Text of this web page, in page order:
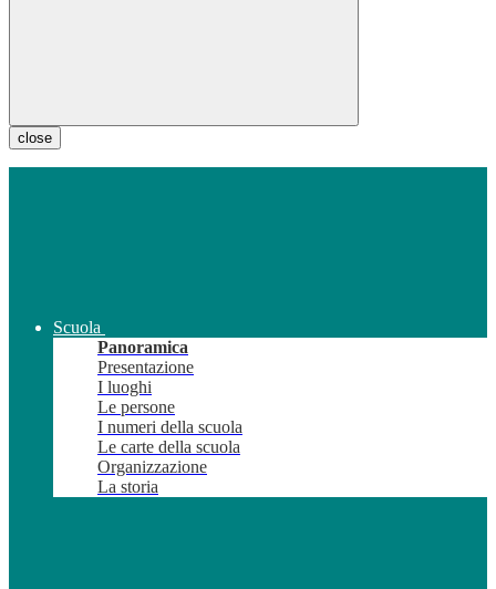
close
Scuola
Panoramica
Presentazione
I luoghi
Le persone
I numeri della scuola
Le carte della scuola
Organizzazione
La storia